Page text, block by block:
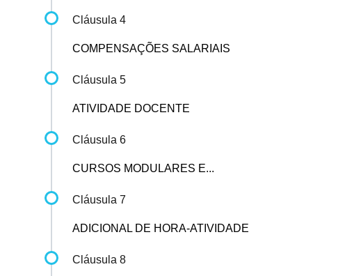
Cláusula 4
COMPENSAÇÕES SALARIAIS
Cláusula 5
ATIVIDADE DOCENTE
Cláusula 6
CURSOS MODULARES E...
Cláusula 7
ADICIONAL DE HORA-ATIVIDADE
Cláusula 8